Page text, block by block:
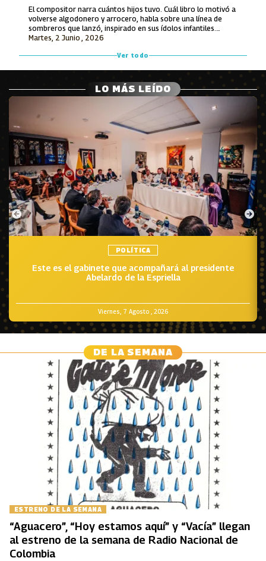
Martes, 2 Junio , 2026
El compositor narra cuántos hijos tuvo. Cuál libro lo motivó a
volverse algodonero y arrocero, habla sobre una línea de
sombreros que lanzó, inspirado en sus ídolos infantiles.
También recuerda lo que le ofrecieron por hacerle una
inédito que luego grabó Jorge Oñate.
Ver todo
LO MÁS LEÍDO
POLÍTICA
Viernes, 7 Agosto , 2026
Este es el gabinete que acompañará al presidente
Abelardo de la Espriella
DE LA SEMANA
ESTRENO DE LA SEMANA
“Aguacero”, “Hoy estamos aquí” y “Vacía” llegan
al estreno de la semana de Radio Nacional de
Colombia